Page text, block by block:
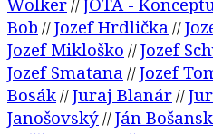
//
Bob //Jozef Hrdlička //
Jozef Mikloško //Jozef
Jozef Smatana //Jozef
Bosák//Juraj Blanár//
Janošovský//Ján